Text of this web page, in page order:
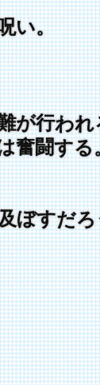
い。
が行われ
奮闘する
ぼすだろ